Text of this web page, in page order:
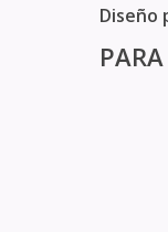
Diseño